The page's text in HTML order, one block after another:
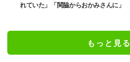
れていた」「関脇からおかみさんに」
もっと見る